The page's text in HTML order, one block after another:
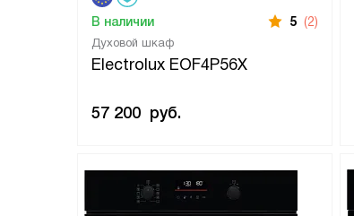
Духовой шкаф
Electrolux EOF4P56X
В наличии 5 (2)
57 200 руб.